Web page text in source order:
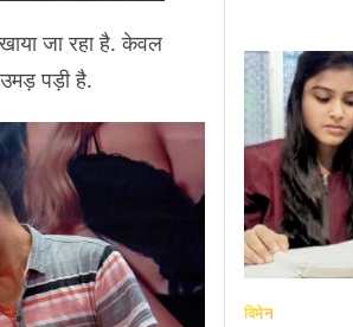
जा रहा है. केवल
पड़ी है.
विमेन